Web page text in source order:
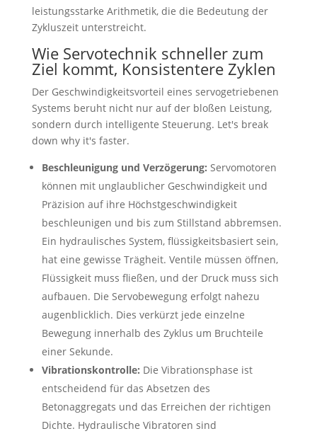
leistungsstarke Arithmetik, die die Bedeutung der
Zykluszeit unterstreicht.
Wie Servotechnik schneller zum
Ziel kommt, Konsistentere Zyklen
Der Geschwindigkeitsvorteil eines servogetriebenen
Systems beruht nicht nur auf der bloßen Leistung,
sondern durch intelligente Steuerung. Let's break
down why it's faster.
Beschleunigung und Verzögerung: Servomotoren
können mit unglaublicher Geschwindigkeit und
Präzision auf ihre Höchstgeschwindigkeit
beschleunigen und bis zum Stillstand abbremsen.
Ein hydraulisches System, flüssigkeitsbasiert sein,
hat eine gewisse Trägheit. Ventile müssen öffnen,
Flüssigkeit muss fließen, und der Druck muss sich
aufbauen. Die Servobewegung erfolgt nahezu
augenblicklich. Dies verkürzt jede einzelne
Bewegung innerhalb des Zyklus um Bruchteile
einer Sekunde.
Vibrationskontrolle: Die Vibrationsphase ist
entscheidend für das Absetzen des
Betonaggregats und das Erreichen der richtigen
Dichte. Hydraulische Vibratoren sind